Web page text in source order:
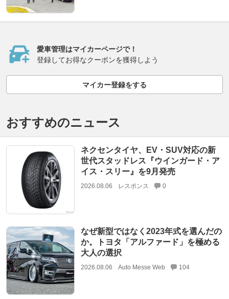
愛車管理はマイカーページで！
登録してお得なクーポンを獲得しよう
マイカー登録をする
おすすめのニュース
ネクセンタイヤ、EV・SUV対応の新
世代スタッドレス『ウインガード・ア
イス・スリー』を9月発売
2026.08.06 レスポンス 0
なぜ新型ではなく2023年式を選んだの
か。トヨタ「アルファード」を極める
大人の選択
2026.08.06 Auto Messe Web 104